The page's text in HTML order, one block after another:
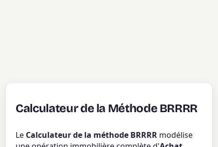
Calculateur de la Méthode BRRRR
Le Calculateur de la méthode BRRRR modélise